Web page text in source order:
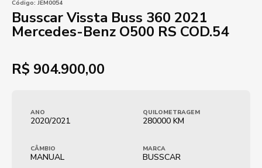
Código: JEM0054
Busscar Vissta Buss 360 2021
Mercedes-Benz O500 RS COD.54
R$ 904.900,00
ANO
2020/2021
QUILOMETRAGEM
280000 KM
CÂMBIO
MANUAL
MARCA
BUSSCAR